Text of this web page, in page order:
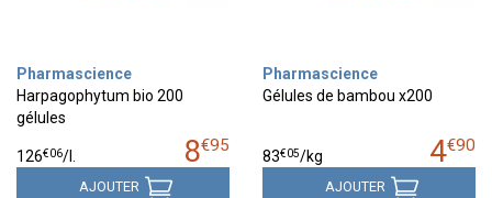
Pharmascience
Harpagophytum bio 200
gélules
8€95
126€06/l.
AJOUTER
Pharmascience
Gélules de bambou x200
4€90
83€05/kg
AJOUTER